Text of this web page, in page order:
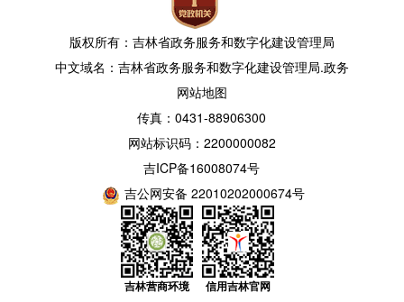
版权所有：吉林省政务服务和数字化建设管理局
中文域名：吉林省政务服务和数字化建设管理局.政务
网站地图
传真：0431-88906300
网站标识码：2200000082
吉ICP备16008074号
吉公网安备 22010202000674号
吉林营商环境 信用吉林官网